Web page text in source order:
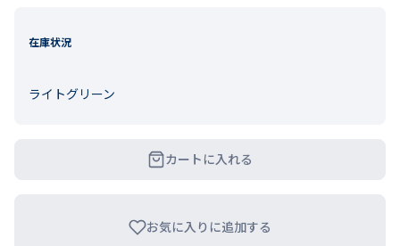
在庫状況
ライトグリーン
カートに入れる
お気に入りに追加する